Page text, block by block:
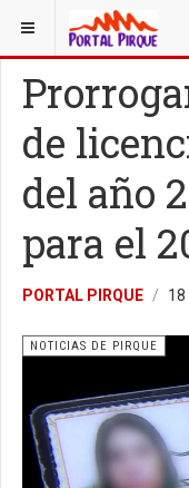
ESTÁ AQUÍ: NOTICIAS
de
del año
para el
PORTAL PIRQUE 18
NOTICIAS DE PIRQUE